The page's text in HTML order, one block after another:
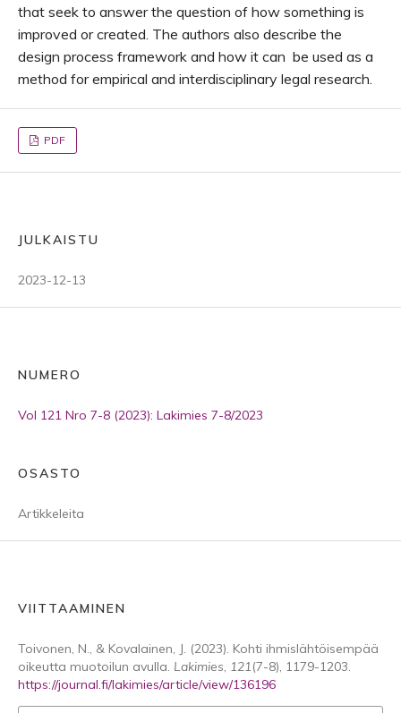
that seek to answer the question of how something is
improved or created. The authors also describe the
design process framework and how it can be used as a
method for empirical and interdisciplinary legal research.
PDF
JULKAISTU
2023-12-13
NUMERO
Vol 121 Nro 7-8 (2023): Lakimies 7-8/2023
OSASTO
Artikkeleita
VIITTAAMINEN
Toivonen, N., & Kovalainen, J. (2023). Kohti ihmislähtöisempää
oikeutta muotoilun avulla. Lakimies, 121(7-8), 1179-1203.
https://journal.fi/lakimies/article/view/136196